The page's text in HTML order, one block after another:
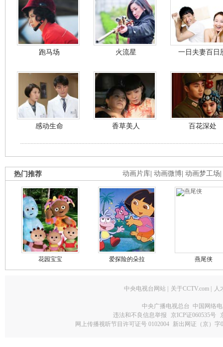
跑马场 火流星 一日夫妻百日
感动生命 香草美人 百花深处
动画片库 动画微博 动画梦工场
热门推荐
花园宝宝 爱探险的朵拉 燕尾侠
中央电视台网站 关于CCTV.com 人
中央广播电视总台 中国网络
违法和不良信息举报
京ICP证060535号
网上传播视听节目许可证号 0102004 新出网证（京）